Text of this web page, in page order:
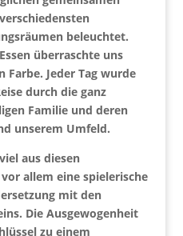
beleuchtet.
überraschte uns
Farbe. Jeder Tag wurde
durch die ganz
Familie und deren
unserem Umfeld.
aus diesen
allem eine spielerische
mit den
Die Ausgewogenheit
zu einem